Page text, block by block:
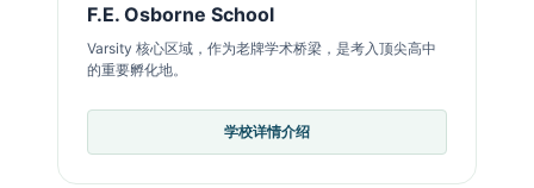
F.E. Osborne School
Varsity 核心区域，作为老牌学术桥梁，是考入顶尖高中
的重要孵化地。
学校详情介绍